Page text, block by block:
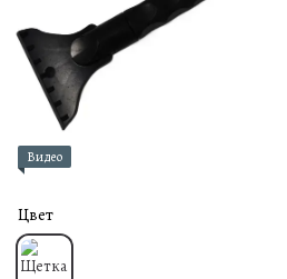
Видео
Цвет